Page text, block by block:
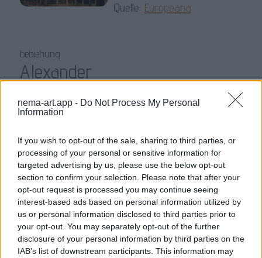
nema-art.app - Do Not Process My Personal
Information
If you wish to opt-out of the sale, sharing to third parties, or
processing of your personal or sensitive information for
targeted advertising by us, please use the below opt-out
section to confirm your selection. Please note that after your
opt-out request is processed you may continue seeing
interest-based ads based on personal information utilized by
us or personal information disclosed to third parties prior to
your opt-out. You may separately opt-out of the further
disclosure of your personal information by third parties on the
IAB’s list of downstream participants. This information may
Quelle: Europeana
bebiehung
Alexander
Quelle:Europeana
bebiehung
Dresden Wachwitz Blick im
Winter